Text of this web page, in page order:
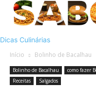
Dicas Culinárias
Início
Bolinho de Bacalhau
Bolinho de Bacalhau como fazer
Receitas
Salgados